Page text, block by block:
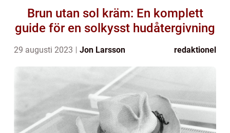
Brun utan sol kräm: En komplett
guide för en solkysst hudåtergivning
29 augusti 2023 Jon Larsson redaktionel